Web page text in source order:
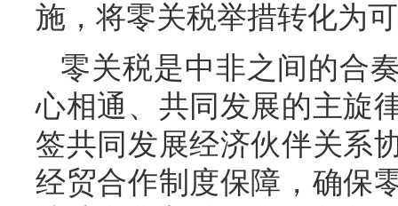
施，将零关税举措转化为
零关税是中非之间的合
心相通、共同发展的主旋
签共同发展经济伙伴关系
经贸合作制度保障，确保